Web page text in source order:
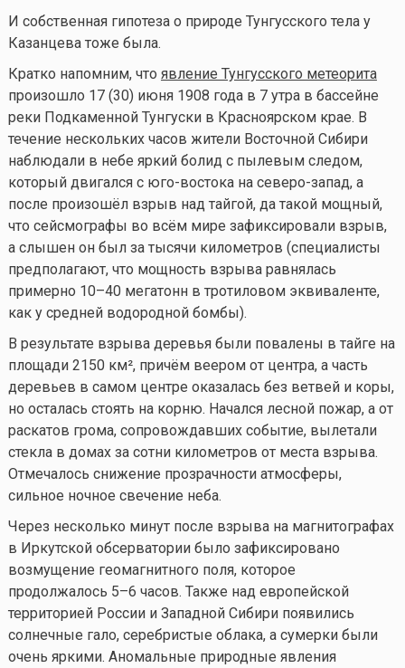
И собственная гипотеза о природе Тунгусского тела у
Казанцева тоже была.
Кратко напомним, что явление Тунгусского метеорита
произошло 17 (30) июня 1908 года в 7 утра в бассейне
реки Подкаменной Тунгуски в Красноярском крае. В
течение нескольких часов жители Восточной Сибири
наблюдали в небе яркий болид c пылевым следом,
который двигался с юго-востока на северо-запад, а
после произошёл взрыв над тайгой, да такой мощный,
что сейсмографы во всём мире зафиксировали взрыв,
а слышен он был за тысячи километров (специалисты
предполагают, что мощность взрыва равнялась
примерно 10–40 мегатонн в тротиловом эквиваленте,
как у средней водородной бомбы).
В результате взрыва деревья были повалены в тайге на
площади 2150 км², причём веером от центра, а часть
деревьев в самом центре оказалась без ветвей и коры,
но осталась стоять на корню. Начался лесной пожар, а от
раскатов грома, сопровождавших событие, вылетали
стекла в домах за сотни километров от места взрыва.
Отмечалось снижение прозрачности атмосферы,
сильное ночное свечение неба.
Через несколько минут после взрыва на магнитографах
в Иркутской обсерватории было зафиксировано
возмущение геомагнитного поля, которое
продолжалось 5–6 часов. Также над европейской
территорией России и Западной Сибири появились
солнечные гало, серебристые облака, а сумерки были
очень яркими. Аномальные природные явления